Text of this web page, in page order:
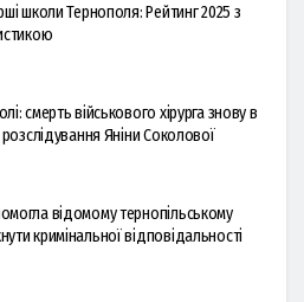
школи Тернополя: Рейтинг 2025 з
смерть військового хірурга знову в
розслідування Яніни Соколової
відомому тернопільському
кримінальної відповідальності